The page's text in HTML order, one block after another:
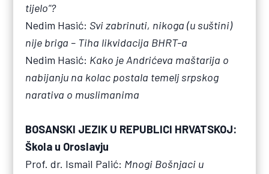
tijelo“?
Nedim Hasić: Svi zabrinuti, nikoga (u suštini)
nije briga – Tiha likvidacija BHRT-a
Nedim Hasić: Kako je Andrićeva maštarija o
nabijanju na kolac postala temelj srpskog
narativa o muslimanima
BOSANSKI JEZIK U REPUBLICI HRVATSKOJ:
Škola u Oroslavju
Prof. dr. Ismail Palić: Mnogi Bošnjaci u